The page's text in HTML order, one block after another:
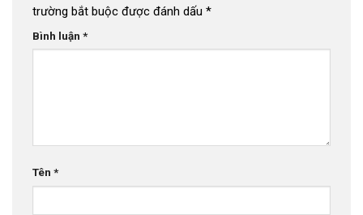
trường bắt buộc được đánh dấu *
Bình luận *
Tên *